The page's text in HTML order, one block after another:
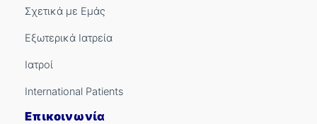
Σχετικά με Εμάς
Εξωτερικά Ιατρεία
Ιατροί
International Patients
Επικοινωνία